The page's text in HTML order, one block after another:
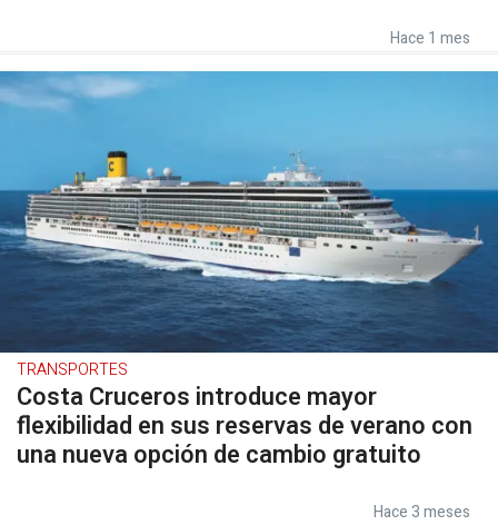
Hace 1 mes
TRANSPORTES
Costa Cruceros introduce mayor
flexibilidad en sus reservas de verano con
una nueva opción de cambio gratuito
Hace 3 meses